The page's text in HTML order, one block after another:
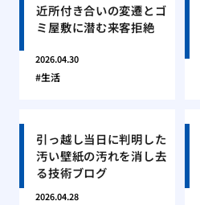
近所付き合いの変遷とゴ
ミ屋敷に潜む来客拒絶
2026.04.30
生活
引っ越し当日に判明した
汚い壁紙の汚れを消し去
る技術ブログ
2026.04.28